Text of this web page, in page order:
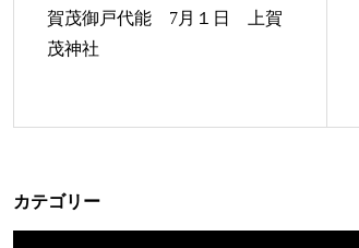
賀茂御戸代能 7月１日 上賀
茂神社
カテゴリー